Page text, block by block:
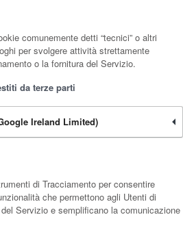
comunemente detti “tecnici” o altri
per svolgere attività strettamente
o la fornitura del Servizio.
da terze parti
Ireland Limited)
di Tracciamento per consentire
che permettono agli Utenti di
Servizio e semplificano la comunicazione